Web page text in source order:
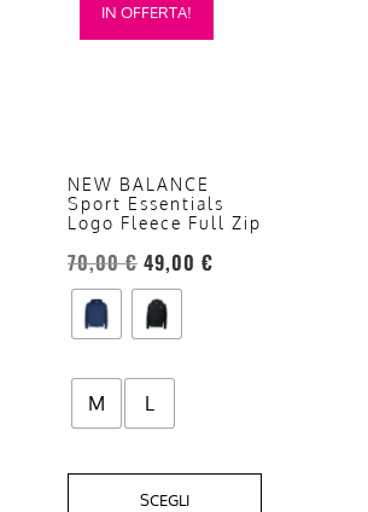
IN OFFERTA!
NEW BALANCE
Sport Essentials
Logo Fleece Full Zip
70,00€ 49,00 €
M L
SCEGLI
prodotto
opzioni
possono
essere
scelte
nella
pagina
prodotto